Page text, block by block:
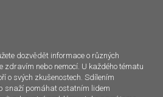
dozvědět informace o různých
zdravím nebo nemocí. U každého tématu
o svých zkušenostech. Sdílením
snaží pomáhat ostatním lidem